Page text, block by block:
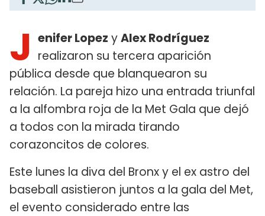
J enifer Lopez yAlex Rodríguez
realizaron su tercera aparición
pública desde que blanquearon su
relación. La pareja hizo una entrada triunfal
a la alfombra roja de la Met Gala que dejó
a todos con la mirada tirando
corazoncitos de colores.
Este lunes la diva del Bronx y el ex astro del
baseball asistieron juntos a la gala del Met,
el evento considerado entre las